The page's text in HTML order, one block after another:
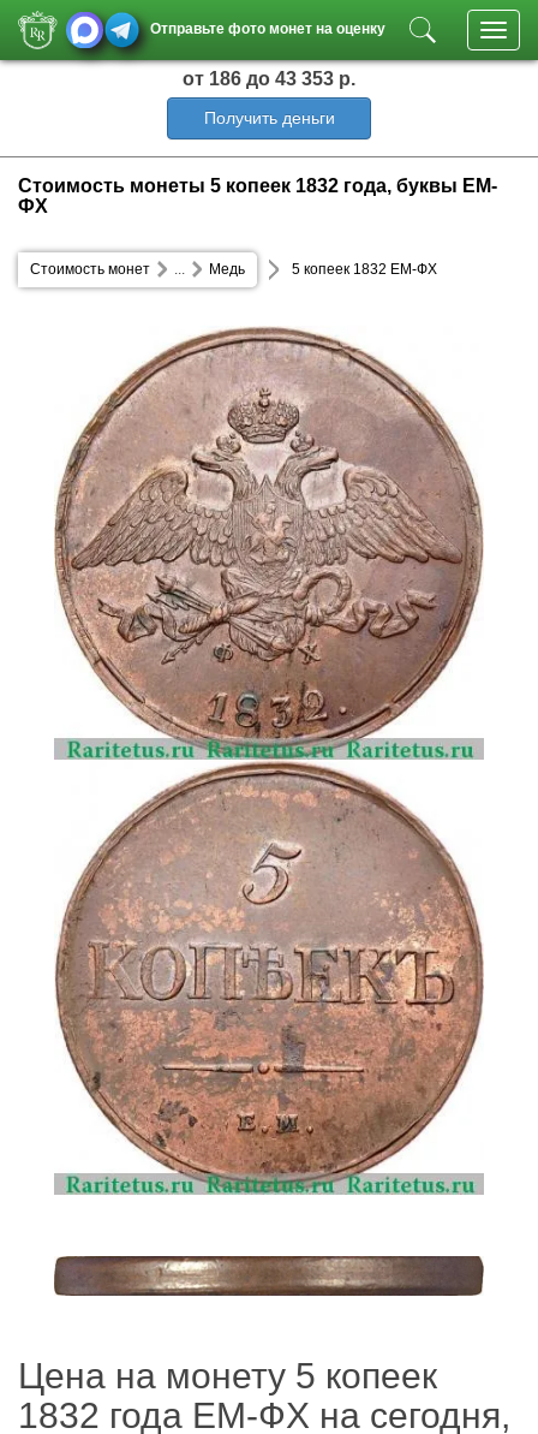
Отправьте фото монет на оценку
от 186 до 43 353 р.
Получить деньги
Стоимость монеты 5 копеек 1832 года, буквы ЕМ-
ФХ
Стоимость монет Медь
... 5 копеек 1832 ЕМ-ФХ
Цена на монету 5 копеек
1832 года ЕМ-ФХ на сегодня,